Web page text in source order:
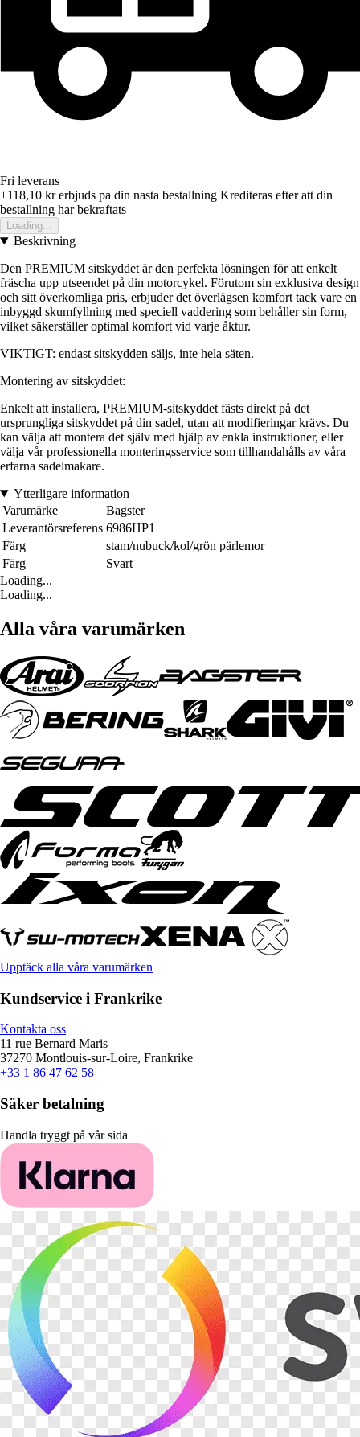
Fri leverans
+118,10 krerbjuds pa din nasta bestallning Krediteras efter att din
bestallning har bekraftats
Loading...
Beskrivning
Den PREMIUM sitskyddet är den perfekta lösningen för att enkelt
fräscha upp utseendet på din motorcykel. Förutom sin exklusiva design
och sitt överkomliga pris, erbjuder det överlägsen komfort tack vare en
inbyggd skumfyllning med speciell vaddering som behåller sin form,
vilket säkerställer optimal komfort vid varje åktur.
VIKTIGT: endast sitskydden säljs, inte hela säten.
Montering av sitskyddet:
Enkelt att installera, PREMIUM-sitskyddet fästs direkt på det
ursprungliga sitskyddet på din sadel, utan att modifieringar krävs. Du
kan välja att montera det själv med hjälp av enkla instruktioner, eller
välja vår professionella monteringsservice som tillhandahålls av våra
erfarna sadelmakare.
Ytterligare information
Varumärke
Bagster
Leverantörsreferens 6986HP1
Färg
stam/nubuck/kol/grön pärlemor
Färg
Svart
Loading...
Loading...
Alla våra varumärken
Upptäck alla våra varumärken
Kundservice i Frankrike
Kontakta oss
11 rue Bernard Maris
37270 Montlouis-sur-Loire, Frankrike
+33 1 86 47 62 58
Säker betalning
Handla tryggt på vår sida